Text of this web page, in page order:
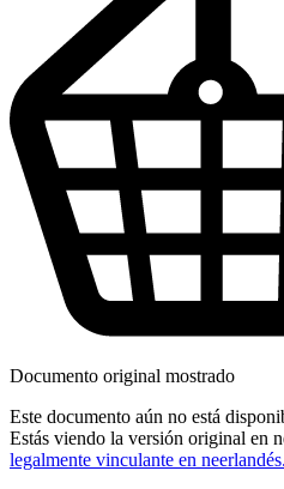
Documento original mostrado
Este documento aún no está
Estás viendo la versión original en
legalmente vinculante en neerlandés.